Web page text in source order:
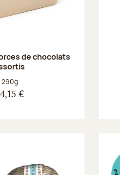
de chocolats
Poids net :
290g
€